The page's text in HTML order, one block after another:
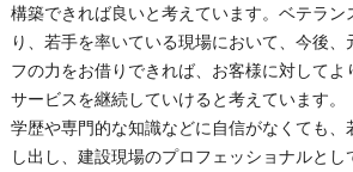
構築できれば良いと考えています。ベテラン
り、若手を率いている現場において、今後
フの力をお借りできれば、お客様に対して
サービスを継続していけると考えています。
学歴や専門的な知識などに自信がなくても
し出し、建設現場のプロフェッショナルとし